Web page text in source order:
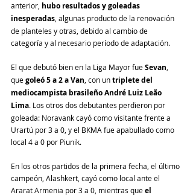
anterior, hubo resultados y goleadas
inesperadas, algunas producto de la renovación
de planteles y otras, debido al cambio de
categoría y al necesario período de adaptación.
El que debutó bien en la Liga Mayor fue Sevan,
que goleó 5 a 2 a Van, con un triplete del
mediocampista brasileño André Luiz Leão
Lima. Los otros dos debutantes perdieron por
goleada: Noravank cayó como visitante frente a
Urartú por 3 a 0, y el BKMA fue apabullado como
local 4 a 0 por Piunik.
En los otros partidos de la primera fecha, el último
campeón, Alashkert, cayó como local ante el
Ararat Armenia por 3 a 0, mientras que el